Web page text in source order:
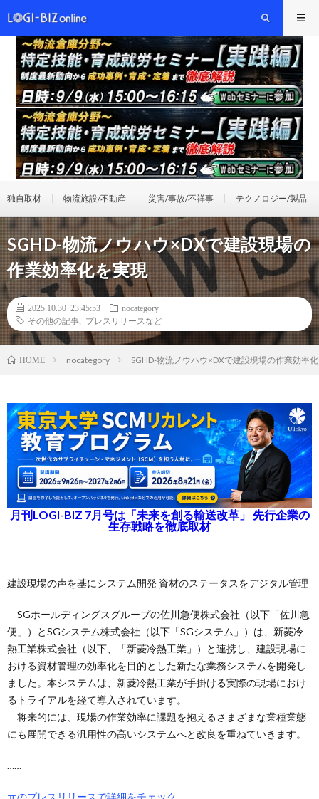
独自取材 物流施設/不動産 災害/事故/不祥事 テクノロジー/製品
SGHD-物流ノウハウ×DXで建設現場の
作業効率化を実現
2025.10.30 23:45:53
nocategory
その他の記事
プレスリリースなど
HOME nocategory SGHD-物流ノウハウ×DXで建設現場の作業効率
月刊LOGI-BIZ 7月号は「未来を創る輸送改革」 先行企業の
生存戦略を徹底取材
建設現場の声を基にシステム開発 資材のステータスをデジタル管理
SGホールディングスグループの佐川急便株式会社（以下「佐川急
便」）とSGシステム株式会社（以下「SGシステム」）は、新菱冷
熱工業株式会社（以下、「新菱冷熱工業」）と連携し、建設現場に
おける資材管理の効率化を目的とした新たな業務システムを開発し
ました。本システムは、新菱冷熱工業が手掛ける実際の現場におけ
るトライアルを経て導入されています。
将来的には、現場の作業効率に課題を抱えるさまざまな業種業態
にも展開できる汎用性の高いシステムへと改良を重ねていきます。
……
元のプレスリリースで詳細をチェック